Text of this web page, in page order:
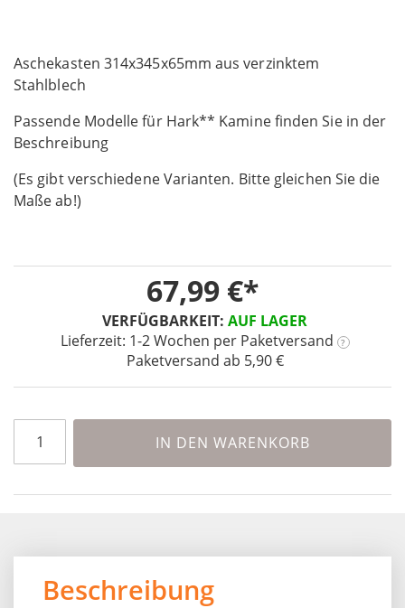
Aschekasten 314x345x65mm aus verzinktem
Stahlblech
Passende Modelle für Hark** Kamine finden Sie in der
Beschreibung
(Es gibt verschiedene Varianten. Bitte gleichen Sie die
Maße ab!)
VERFÜGBARKEIT: AUF LAGER
Lieferzeit: 1-2 Wochen per Paketversand ?
Paketversand ab 5,90 €
67,99 €
IN DEN WARENKORB
gallery
to
the
of
the
gallery
Beschreibung